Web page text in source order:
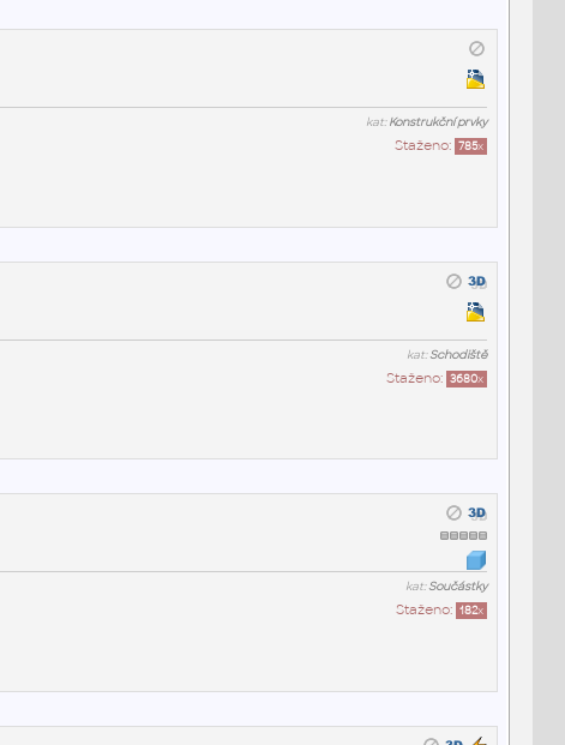
kat:Konstrukční prvky
Staženo: 785x
kat:Schodiště
Staženo: 3680x
kat:Součástky
Staženo: 182x